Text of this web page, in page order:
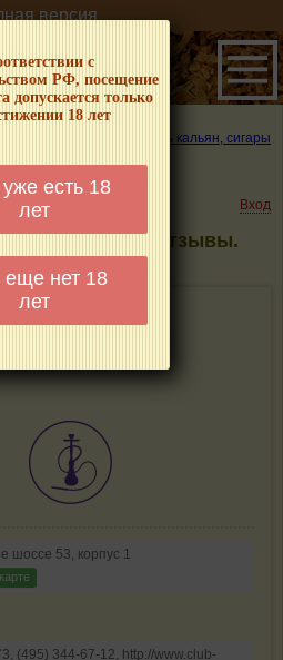
с
РФ, посещение
допускается только
18 лет
есть 18
лет
нет 18
лет
версия
и курении
Где покурить кальян, сигары
Вход
информация и отзывы.
0(0)
шоссе 53, корпус 1
(495) 344-67-12, http://www.club-